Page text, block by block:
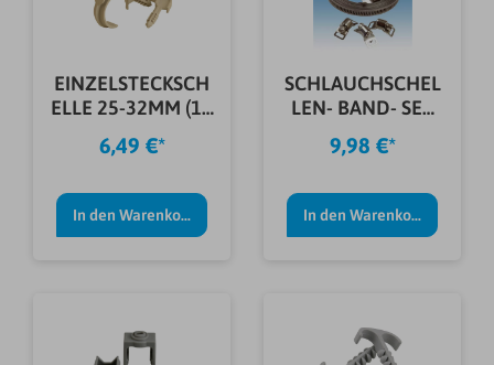
EINZELSTECKSCH
ELLE 25-32MM (10
STÜCK)
6,49 €*
In den Warenkorb
SCHLAUCHSCHEL
LEN- BAND- SET
UNIVERSAL
9,98 €*
In den Warenkorb